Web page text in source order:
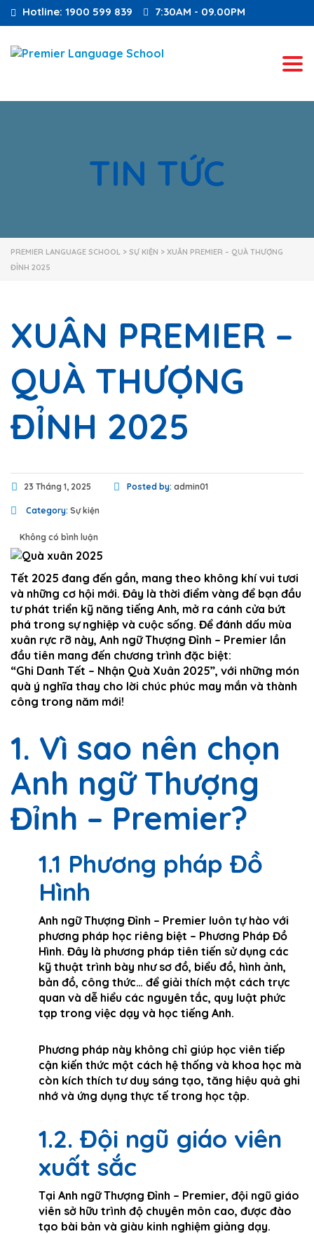
7:30AM - 09.00PM
Hotline: 1900 599 839
TIN TỨC
PREMIER LANGUAGE SCHOOL > SỰ KIỆN > XUÂN PREMIER – QUÀ THƯỢNG
ĐỈNH 2025
XUÂN PREMIER –
QUÀ THƯỢNG
ĐỈNH 2025
23 Tháng 1, 2025 Posted by: admin01
Category: Sự kiện
Không có bình luận
Tết 2025 đang đến gần, mang theo không khí vui tươi
và những cơ hội mới. Đây là thời điểm vàng để bạn đầu
tư phát triển kỹ năng tiếng Anh, mở ra cánh cửa bứt
phá trong sự nghiệp và cuộc sống. Để đánh dấu mùa
xuân rực rỡ này, Anh ngữ Thượng Đỉnh – Premier lần
đầu tiên mang đến chương trình đặc biệt:
“Ghi Danh Tết – Nhận Quà Xuân 2025”, với những món
quà ý nghĩa thay cho lời chúc phúc may mắn và thành
công trong năm mới!
1. Vì sao nên chọn
Anh ngữ Thượng
Đỉnh – Premier?
1.1 Phương pháp Đồ
Hình
Anh ngữ Thượng Đỉnh – Premier luôn tự hào với
phương pháp học riêng biệt – Phương Pháp Đồ
Hình. Đây là phương pháp tiên tiến sử dụng các
kỹ thuật trình bày như sơ đồ, biểu đồ, hình ảnh,
bản đồ, công thức… để giải thích một cách trực
quan và dễ hiểu các nguyên tắc, quy luật phức
tạp trong việc dạy và học tiếng Anh.
Phương pháp này không chỉ giúp học viên tiếp
cận kiến thức một cách hệ thống và khoa học mà
còn kích thích tư duy sáng tạo, tăng hiệu quả ghi
nhớ và ứng dụng thực tế trong học tập.
1.2. Đội ngũ giáo viên
xuất sắc
Tại Anh ngữ Thượng Đỉnh – Premier, đội ngũ giáo
viên sở hữu trình độ chuyên môn cao, được đào
tạo bài bản và giàu kinh nghiệm giảng dạy.